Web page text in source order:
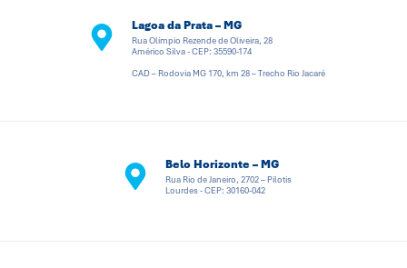
Lagoa da Prata – MG
Rua Olímpio Rezende de Oliveira, 28
Américo Silva - CEP: 35590-174
CAD – Rodovia MG 170, km 28 – Trecho Rio Jacaré
Belo Horizonte – MG
Rua Rio de Janeiro, 2702 – Pilotis
Lourdes - CEP: 30160-042